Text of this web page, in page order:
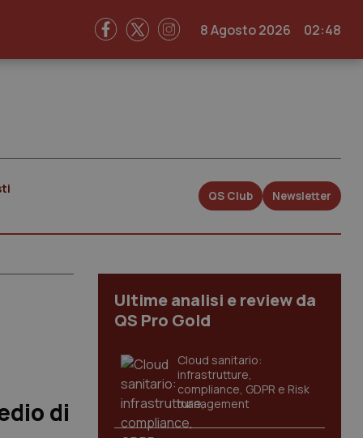
8 Agosto 2026 02:48
QS Club Newsletter
di
Ultime analisi e review da
QS Pro Gold
Cloud sanitario:
infrastrutture,
compliance, GDPR e Risk
management